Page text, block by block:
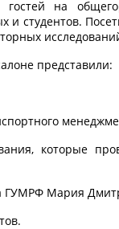
на
и студентов.
представили:
которые
Мария